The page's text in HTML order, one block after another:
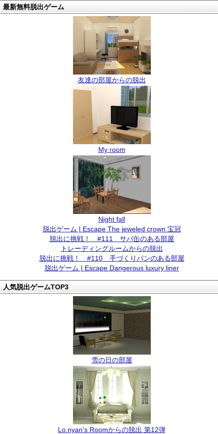
最新無料脱出ゲーム
友達の部屋からの脱出
My room
Night fall
脱出ゲーム | Escape The jeweled crown 宝冠
脱出に挑戦！ #111 サバ缶のある部屋
トレーディングルームからの脱出
脱出に挑戦！ #110 手づくりパンのある部屋
脱出ゲーム | Escape Dangerous luxury liner
人気脱出ゲームTOP3
雪の日の部屋
Lo.nyan's Roomからの脱出 第12弾